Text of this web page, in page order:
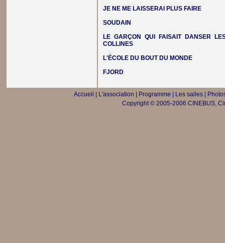
JE NE ME LAISSERAI PLUS FAIRE
SOUDAIN
LE GARÇON QUI FAISAIT DANSER
COLLINES
L'ÉCOLE DU BOUT DU MONDE
FJORD
Accueil L'association Programme Les salles|
Copyright © 2005-2006 CINEBUS,